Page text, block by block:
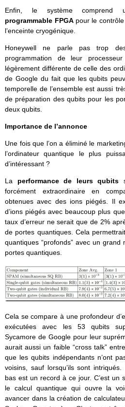
Enfin, le système
programmable FPGA pour le
l’enceinte cryogénique.
Honeywell ne parle pas trop
programmation de leur
légèrement différente de celle des
de Google du fait que les qubits
temporelle de l’ensemble est aussi
de préparation des qubits pour les
deux qubits.
Importance de l’annonce
Une fois que l’on a éliminé le
l’ordinateur quantique le plus
d’intéressant ?
La performance de leurs qubits
forcément extraordinaire en
obtenues avec des ions piégés. Il
d’ions piégés avec beaucoup plus
taux d’erreur ne serait que de 2%
de portes quantiques. Cela
quantiques “profonds” avec un grand
portes quantiques.
Cela se compare à une profondeur
exécutées avec les 53 qubits
Sycamore de Google pour leur
aurait aussi un faible “cross talk”
que les qubits indépendants n’ont
voisins, sauf lorsqu’ils sont
bas est un record à ce jour. C’est un
le calcul quantique qui ouvre la
avancer dans la création de